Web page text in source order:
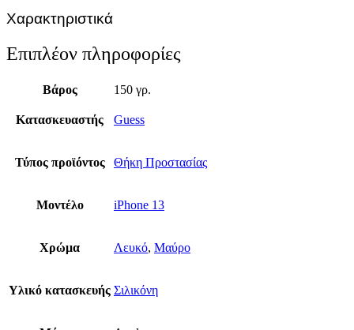
Χαρακτηριστικά
Επιπλέον πληροφορίες
Βάρος 150 γρ.
Κατασκευαστής Guess
Τύπος προϊόντος Θήκη Προστασίας
Μοντέλο iPhone 13
Χρώμα Λευκό, Μαύρο
Υλικό κατασκευής Σιλικόνη